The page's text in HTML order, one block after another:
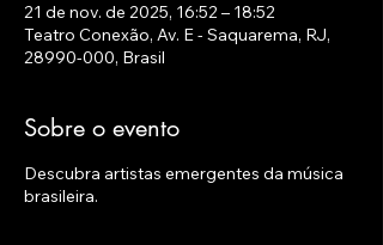
21 de nov. de 2025, 16:52 – 18:52
Teatro Conexão, Av. E - Saquarema, RJ,
28990-000, Brasil
Sobre o evento
Descubra artistas emergentes da música
brasileira.